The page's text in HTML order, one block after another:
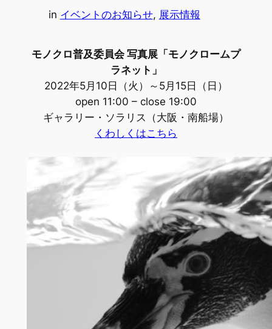
in イベントのお知らせ, 展示情報
モノクロ普及委員会 写真展「モノクロームプ
ラネット」
2022年5月10日（火）～5月15日（日）
open 11:00 – close 19:00
ギャラリー・ソラリス（大阪・南船場）
くわしくはこちら